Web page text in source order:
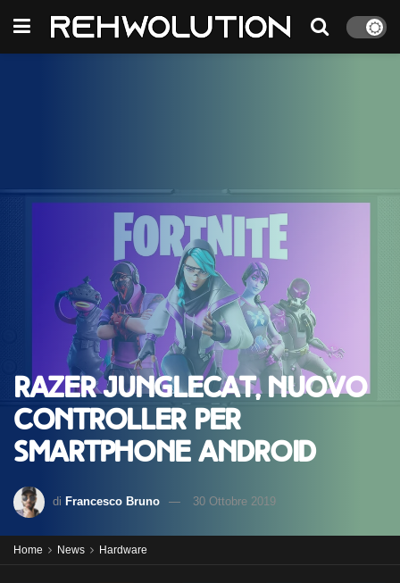
Razer Junglecat, nuovo
controller per
smartphone android
di Francesco Bruno 30 Ottobre 2019
Home News Hardware